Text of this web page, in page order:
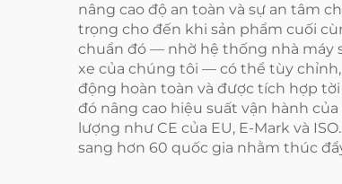
nâng cao độ an toàn và sự an tâm
trọng cho đến khi sản phẩm cuối
chuẩn đó — nhờ hệ thống nhà máy
xe của chúng tôi — có thể tùy
động hoàn toàn và được tích hợp
đó nâng cao hiệu suất vận hành
lượng như CE của EU, E-Mark và
sang hơn 60 quốc gia nhằm thúc